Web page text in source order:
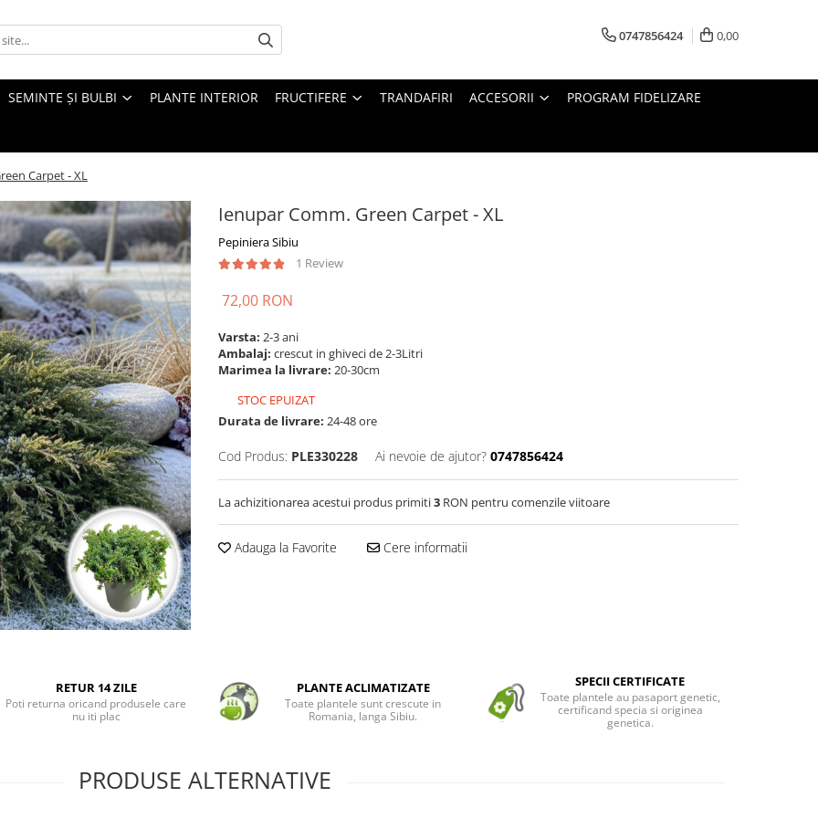
0747856424 0,00
SEMINTE ȘI BULBI PLANTE INTERIOR FRUCTIFERE TRANDAFIRI ACCESORII PROGRAM FIDELIZARE
Carpet - XL
Ienupar Comm. Green Carpet - XL
Pepiniera Sibiu
1 Review
72,00 RON
Varsta: 2-3 ani
Ambalaj: crescut in ghiveci de 2-3Litri
Marimea la livrare: 20-30cm
STOC EPUIZAT
Durata de livrare: 24-48 ore
Cod Produs: PLE330228 Ai nevoie de ajutor? 0747856424
La achizitionarea acestui produs primiti3 RON pentru comenzile viitoare
Adauga la Favorite Cere informatii
RETUR 14 ZILE
Poti returna oricand produsele care
nu iti plac
PLANTE ACLIMATIZATE
Toate plantele sunt crescute in
Romania, langa Sibiu.
SPECII CERTIFICATE
Toate plantele au pasaport genetic,
certificand specia si originea
genetica.
PRODUSE ALTERNATIVE